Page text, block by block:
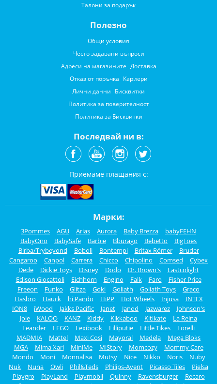
Талони за подарък
Полезно
Общи условия
Често задавани въпроси
Адреси на магазините Доставка
Отказ от поръчка Кариери
Лични данни Бисквитки
Политика за поверителност
Политика за Бисквитки
Последвай ни в:
Приемаме плащания с:
Марки:
3Pommes AGU Arias Aurora Baby Brezza
babyFEHN
BabyOno
BabySafe Barbie Bburago Bebetto
BigToes
Birba/Trybeyond
Boboli Bontempi Britax Römer
Bruder
Cangaroo
Canpol Carrera Chicco Chipolino Comsed
Cybex
Dede
Dickie Toys Disney Dodo Dr. Brown's
Eastcolight
Edison Giocattoli
Eichhorn Engino Falk Faro
Fisher Price
Freeon
Funko Glitza Goki Goliath Goliath Toys
Graco
Hasbro
Hauck hi Pando HiPP Hot Wheels Injusa
INTEX
ION8
iWood Jakks Pacific Janet Janod Jazwarez
Johnson's
Joie
KALOO KANZ Kiddy Kikkaboo Kitikate
La Reina
Leander
LEGO Lexibook Lilliputie Little Tikes
Lorelli
MADMIA
Mattel Maxi Cosi Mayoral Medela
Mega Bloks
MGA
Mima Xari MiniMe MiStory Momcozy
Mommy Care
Mondo
Moni Monnalisa Mutsy Nice Nikko Noris
Nuby
Nuk
Nuna Owli Phil&Teds Philips-Avent Picasso Tiles
Pielsa
Playgro
PlayLand Playmobil Quinny Ravensburger
Recaro